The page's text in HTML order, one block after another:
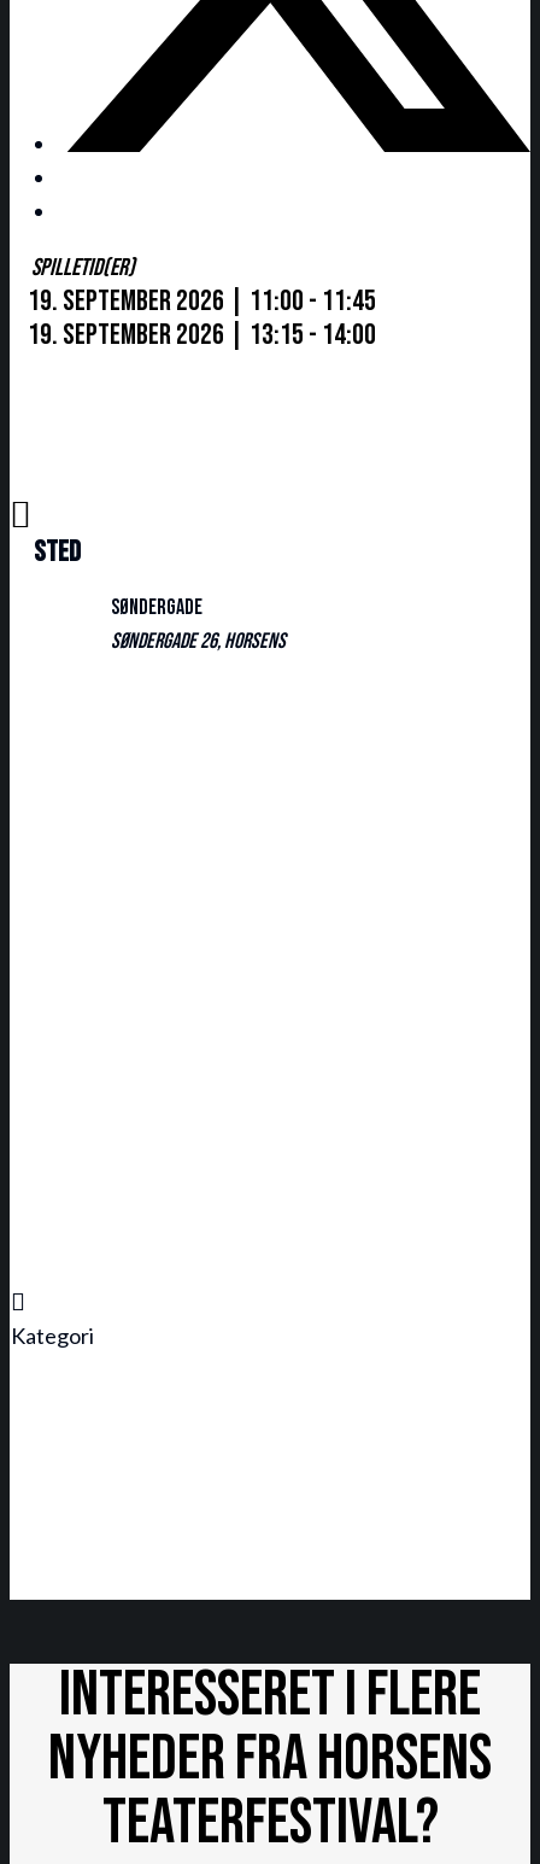
SPILLETID(ER)
19. september 2026 | 11:00 - 11:45
19. september 2026 | 13:15 - 14:00
Sted
Søndergade
Søndergade 26, Horsens
Kategori
Interesseret i flere
nyheder fra Horsens
Teaterfestival?